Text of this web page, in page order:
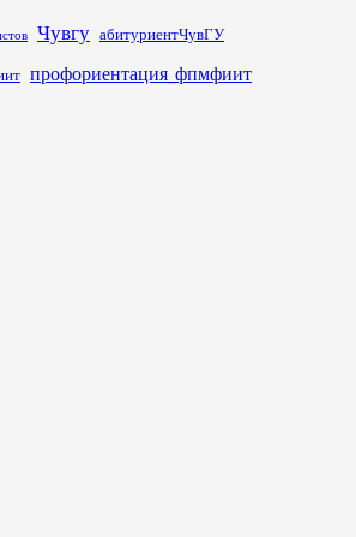
Чувгу абитуриентЧувГУ
профориентация_фпмфиит